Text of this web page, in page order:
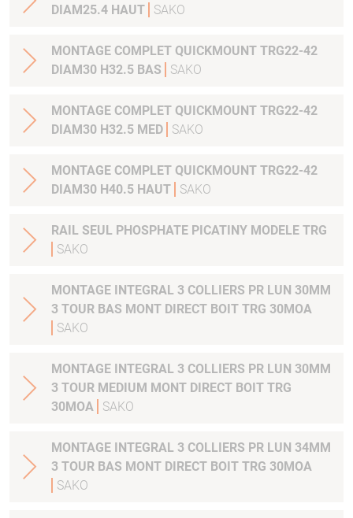
DIAM25.4 HAUT
SAKO
MONTAGE COMPLET QUICKMOUNT TRG22-42
DIAM30 H32.5 BAS
SAKO
MONTAGE COMPLET QUICKMOUNT TRG22-42
DIAM30 H32.5 MED
SAKO
MONTAGE COMPLET QUICKMOUNT TRG22-42
DIAM30 H40.5 HAUT
SAKO
RAIL SEUL PHOSPHATE PICATINY MODELE TRG
SAKO
MONTAGE INTEGRAL 3 COLLIERS PR LUN 30MM
3 TOUR BAS MONT DIRECT BOIT TRG 30MOA
SAKO
MONTAGE INTEGRAL 3 COLLIERS PR LUN 30MM
3 TOUR MEDIUM MONT DIRECT BOIT TRG
30MOA
SAKO
MONTAGE INTEGRAL 3 COLLIERS PR LUN 34MM
3 TOUR BAS MONT DIRECT BOIT TRG 30MOA
SAKO